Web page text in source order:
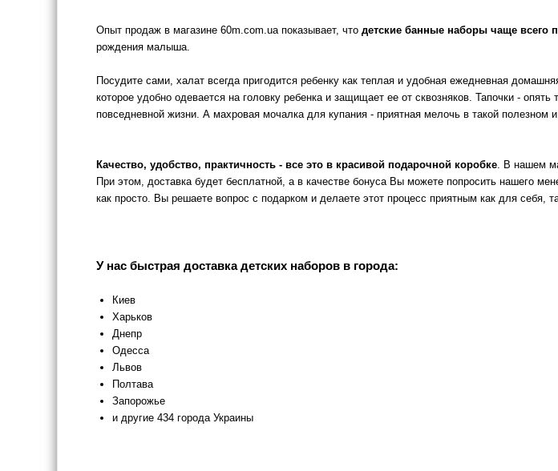
Опыт продаж в магазине 60m.com.ua показывает, что детские банные наборы чаще всего
рождения малыша.
Посудите сами, халат всегда пригодится ребенку как теплая и удобная ежедневная
которое удобно одевается на головку ребенка и защищает ее от сквозняков. Тапочки -
повседневной жизни. А махровая мочалка для купания - приятная мелочь в такой полезном
Качество, удобство, практичность - все это в красивой подарочной коробке. В нашем
При этом, доставка будет бесплатной, а в качестве бонуса Вы можете попросить нашего
как просто. Вы решаете вопрос с подарком и делаете этот процесс приятным как для
У нас быстрая доставка детских наборов в города:
Киев
Харьков
Днепр
Одесса
Львов
Полтава
Запорожье
и другие 434 города Украины